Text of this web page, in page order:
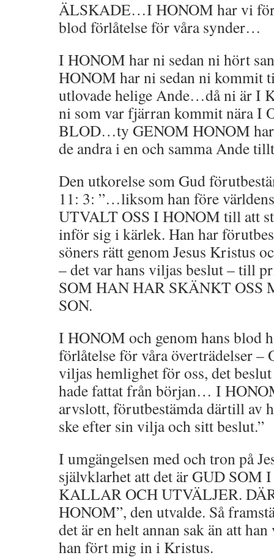
ÄLSKADE…I HONOM har vi
blod förlåtelse för våra synder…
I HONOM har ni sedan ni hört
HONOM har ni sedan ni
utlovade helige Ande…då ni är I
ni som var fjärran kommit nära I
BLOD…ty GENOM HONOM har
de andra i en och samma Ande
Den utkorelse som Gud
11: 3: ”…liksom han före
UTVALT OSS I HONOM till att
inför sig i kärlek. Han har
söners rätt genom Jesus Kristus
– det var hans viljas beslut – till
SOM HAN HAR SKÄNKT OSS
SON.
I HONOM och genom hans blod
förlåtelse för våra överträdelser –
viljas hemlighet för oss, det
hade fattat från början… I
arvslott, förutbestämda därtill av
ske efter sin vilja och sitt beslut.”
I umgängelsen med och tron på
självklarhet att det är GUD SOM
KALLAR OCH UTVÄLJER.
HONOM”, den utvalde. Så
det är en helt annan sak än att
han fört mig in i Kristus.